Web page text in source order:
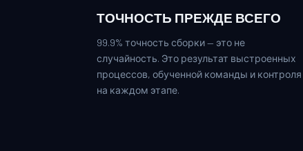
ТОЧНОСТЬ ПРЕЖДЕ ВСЕГО
99.9% точность сборки — это не
случайность. Это результат выстроенных
процессов, обученной команды и контроля
на каждом этапе.